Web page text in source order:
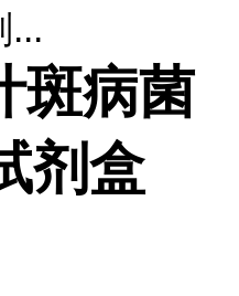
...
斑病菌
剂盒